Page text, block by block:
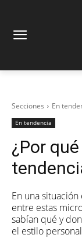
Secciones En
En tendencia
¿Por
En una
entre estas
sabían qué y
el estilo